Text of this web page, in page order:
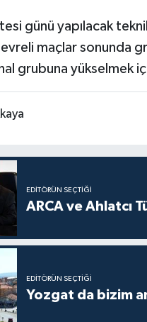
günü yapılacak
maçlar sonunda
grubuna yükselmek
EDITÖRÜN SEÇTIĞI
ARCA ve Ahlatcı
EDITÖRÜN SEÇTIĞI
Yozgat da bizim